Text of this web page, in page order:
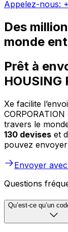
Appelez-nous:
Des
monde
Prêt à
HOUSING
Xe facilite
travers le
130 devises et
pouvez
Envoyer
Questions
Qu’est-ce qu’un